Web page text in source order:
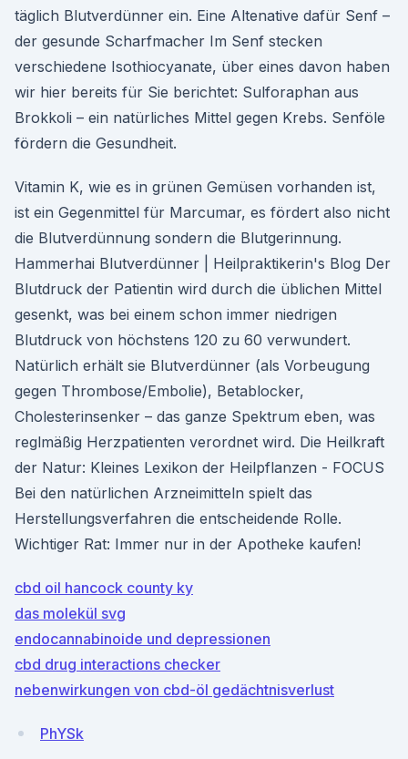
täglich Blutverdünner ein. Eine Altenative dafür Senf –
der gesunde Scharfmacher Im Senf stecken
verschiedene Isothiocyanate, über eines davon haben
wir hier bereits für Sie berichtet: Sulforaphan aus
Brokkoli – ein natürliches Mittel gegen Krebs. Senföle
fördern die Gesundheit.
Vitamin K, wie es in grünen Gemüsen vorhanden ist,
ist ein Gegenmittel für Marcumar, es fördert also nicht
die Blutverdünnung sondern die Blutgerinnung.
Hammerhai Blutverdünner | Heilpraktikerin's Blog Der
Blutdruck der Patientin wird durch die üblichen Mittel
gesenkt, was bei einem schon immer niedrigen
Blutdruck von höchstens 120 zu 60 verwundert.
Natürlich erhält sie Blutverdünner (als Vorbeugung
gegen Thrombose/Embolie), Betablocker,
Cholesterinsenker – das ganze Spektrum eben, was
reglmäßig Herzpatienten verordnet wird. Die Heilkraft
der Natur: Kleines Lexikon der Heilpflanzen - FOCUS
Bei den natürlichen Arzneimitteln spielt das
Herstellungsverfahren die entscheidende Rolle.
Wichtiger Rat: Immer nur in der Apotheke kaufen!
cbd oil hancock county ky
das molekül svg
endocannabinoide und depressionen
cbd drug interactions checker
nebenwirkungen von cbd-öl gedächtnisverlust
PhYSk